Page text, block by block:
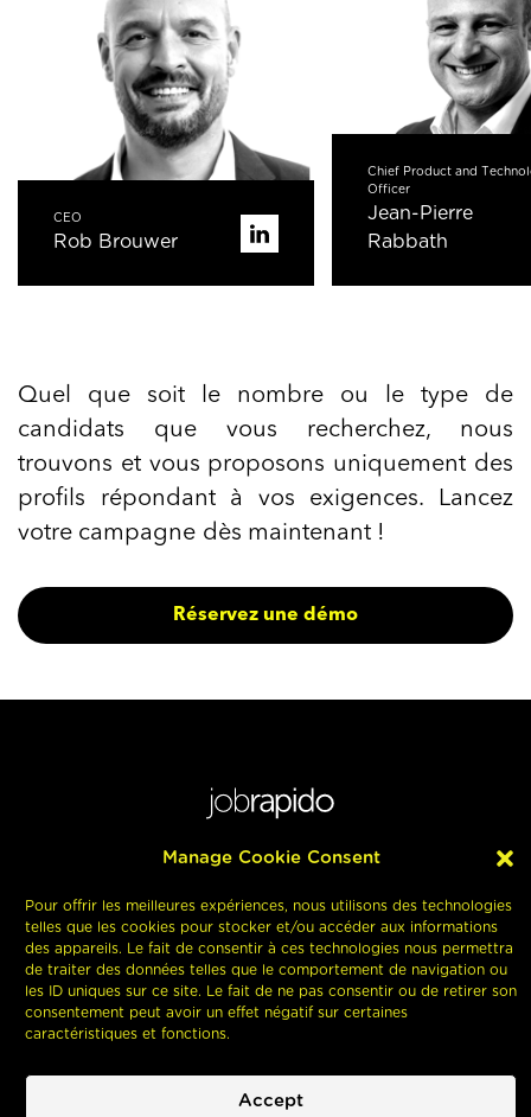
Manage Cookie Consent
Pour offrir les meilleures expériences, nous utilisons des technologies
telles que les cookies pour stocker et/ou accéder aux informations
des appareils. Le fait de consentir à ces technologies nous permettra
de traiter des données telles que le comportement de navigation ou
les ID uniques sur ce site. Le fait de ne pas consentir ou de retirer son
consentement peut avoir un effet négatif sur certaines
caractéristiques et fonctions.
Accept
Réservez une démo
Rob Brouwer
CEO
Jean-Pierre
Rabbath
Chief Product and
Officer
Quel que soit le nombre ou le type de
candidats que vous recherchez, nous
trouvons et vous proposons uniquement des
profils répondant à vos exigences. Lancez
votre campagne dès maintenant !
Réservez une démo
Jobrapido Srl • Jobrapido S.r.l. soc. Unico | Registered office: Via
Mosè Bianchi, 71 - 20149 Milano Italy | Head office: Via San Marco, 21 -
Code fiscal et numéro de TVA IT11876271005
Recherche
d’emploi
Contact Blog
Politique
de
cookies
Politique de
confidentialité
Whistleblowing
Tous droits réservés © 2026 Jobrapido